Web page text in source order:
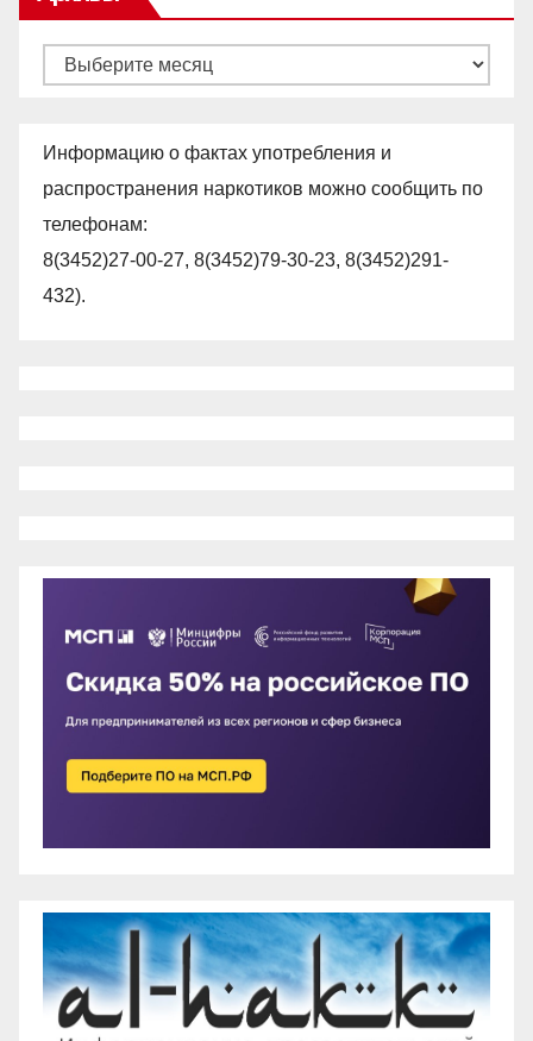
Архивы
Информацию о фактах употребления и
распространения наркотиков можно сообщить по
телефонам:
8(3452)27-00-27, 8(3452)79-30-23, 8(3452)291-
432).